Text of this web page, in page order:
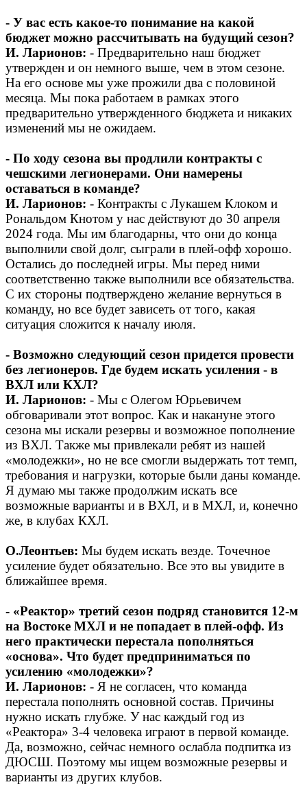
- У вас есть какое-то понимание на какой
бюджет можно рассчитывать на будущий сезон?
И. Ларионов: - Предварительно наш бюджет
утвержден и он немного выше, чем в этом сезоне.
На его основе мы уже прожили два с половиной
месяца. Мы пока работаем в рамках этого
предварительно утвержденного бюджета и никаких
изменений мы не ожидаем.
- По ходу сезона вы продлили контракты с
чешскими легионерами. Они намерены
оставаться в команде?
И. Ларионов: - Контракты с Лукашем Клоком и
Рональдом Кнотом у нас действуют до 30 апреля
2024 года. Мы им благодарны, что они до конца
выполнили свой долг, сыграли в плей-офф хорошо.
Остались до последней игры. Мы перед ними
соответственно также выполнили все обязательства.
С их стороны подтверждено желание вернуться в
команду, но все будет зависеть от того, какая
ситуация сложится к началу июля.
- Возможно следующий сезон придется провести
без легионеров. Где будем искать усиления - в
ВХЛ или КХЛ?
И. Ларионов: - Мы с Олегом Юрьевичем
обговаривали этот вопрос. Как и накануне этого
сезона мы искали резервы и возможное пополнение
из ВХЛ. Также мы привлекали ребят из нашей
«молодежки», но не все смогли выдержать тот темп,
требования и нагрузки, которые были даны команде.
Я думаю мы также продолжим искать все
возможные варианты и в ВХЛ, и в МХЛ, и, конечно
же, в клубах КХЛ.
О.Леонтьев: Мы будем искать везде. Точечное
усиление будет обязательно. Все это вы увидите в
ближайшее время.
- «Реактор» третий сезон подряд становится 12-м
на Востоке МХЛ и не попадает в плей-офф. Из
него практически перестала пополняться
«основа». Что будет предприниматься по
усилению «молодежки»?
И. Ларионов: - Я не согласен, что команда
перестала пополнять основной состав. Причины
нужно искать глубже. У нас каждый год из
«Реактора» 3-4 человека играют в первой команде.
Да, возможно, сейчас немного ослабла подпитка из
ДЮСШ. Поэтому мы ищем возможные резервы и
варианты из других клубов.